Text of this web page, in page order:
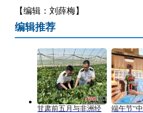
【编辑：刘薛梅】
编辑推荐
甘肃前五月与非洲经
端午节“